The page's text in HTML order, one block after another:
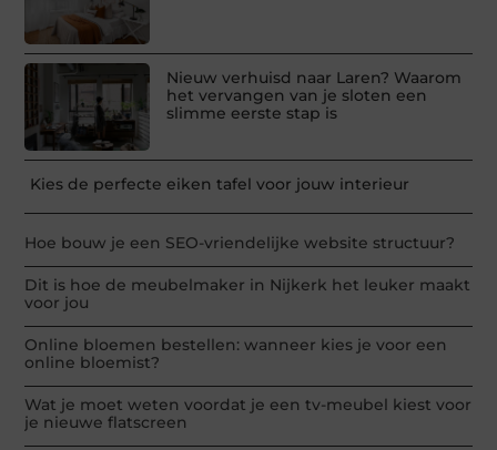
Nieuw verhuisd naar Laren? Waarom
het vervangen van je sloten een
slimme eerste stap is
Kies de perfecte eiken tafel voor jouw interieur
Hoe bouw je een SEO-vriendelijke website structuur?
Dit is hoe de meubelmaker in Nijkerk het leuker maakt
voor jou
Online bloemen bestellen: wanneer kies je voor een
online bloemist?
Wat je moet weten voordat je een tv-meubel kiest voor
je nieuwe flatscreen